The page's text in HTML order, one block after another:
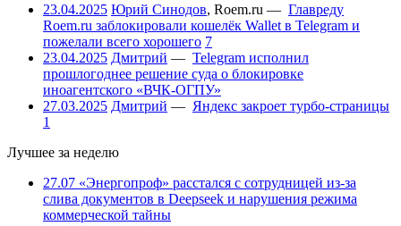
23.04.2025 Юрий Синодов, Roem.ru — Главреду
Roem.ru заблокировали кошелёк Wallet в Telegram и
пожелали всего хорошего 7
23.04.2025 Дмитрий — Telegram исполнил
прошлогоднее решение суда о блокировке
иноагентского «ВЧК-ОГПУ»
27.03.2025 Дмитрий — Яндекс закроет турбо-страницы
1
Лучшее за неделю
27.07 «Энергопроф» расстался с сотрудницей из-за
слива документов в Deepseek и нарушения режима
коммерческой тайны